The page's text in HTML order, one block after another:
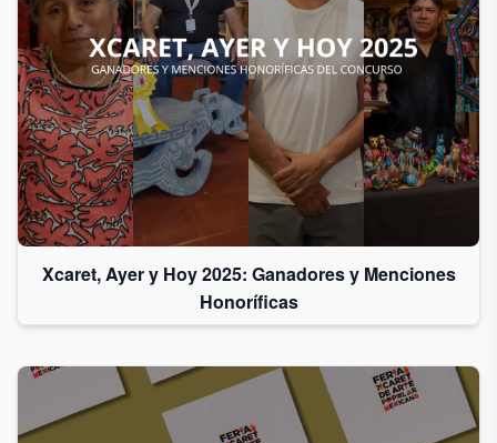
Xcaret, Ayer y Hoy 2025: Ganadores y Menciones
Honoríficas